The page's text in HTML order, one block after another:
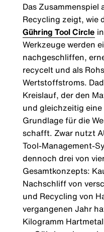
Das Zusammenspiel
Recycling zeigt, wie
Gühring Tool Circle
Werkzeuge werden
nachgeschliffen,
recycelt und als
Wertstoffstroms.
Kreislauf, der den
und gleichzeitig
Grundlage für die
schafft. Zwar nutzt
Tool-Management-
dennoch drei von
Gesamtkonzepts:
Nachschliff von
und Recycling von
vergangenen Jahr
Kilogramm